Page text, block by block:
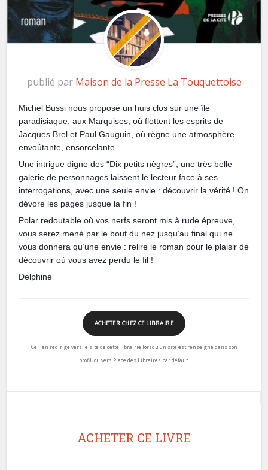
publié par Maison de la Presse La Touquettoise
Michel Bussi nous propose un huis clos sur une île
paradisiaque, aux Marquises, où flottent les esprits de
Jacques Brel et Paul Gauguin, où règne une atmosphère
envoûtante, ensorcelante.
Une intrigue digne des “Dix petits nègres”, une très belle
galerie de personnages laissent le lecteur face à ses
interrogations, avec une seule envie : découvrir la vérité ! On
dévore les pages jusque la fin !
Polar redoutable où vos nerfs seront mis à rude épreuve,
vous serez mené par le bout du nez jusqu’au final qui ne
vous donnera qu’une envie : relire le roman pour le plaisir de
découvrir où vous avez perdu le fil !
Delphine
ACHETER CHEZ CE LIBRAIRE
Ce lien redirige vers le site de cette librairie lorsqu’un site est renseigné dans son
profil, ou vers Place des Libraires par défaut.
ACHETER CE LIVRE